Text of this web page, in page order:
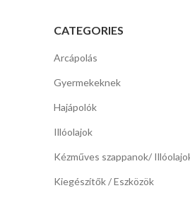
CATEGORIES
Arcápolás
Gyermekeknek
Hajápolók
Illóolajok
Kézműves szappanok/
Kiegészítők / Eszközök